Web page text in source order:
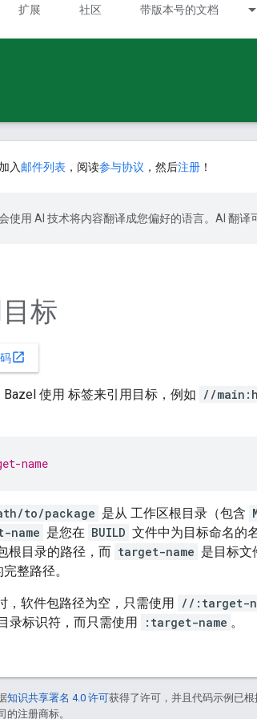
扩展 社区 带版本号的文档
入 邮件列表 ，阅读参与协议 ，然后注册 ！
使用 AI 技术将内容翻译成您偏好的语言。AI 翻译
标
open_in_new
使用 标签来引用目标，例如 //
name
to/package 是从 工作区根目录（包含
name 是您在 BUILD 文件中为目标命名的
根目录的路径，而 target-name 是目标文
整路径。
，软件包路径为空，只需使用 //:target-
录标识符，而只需使用 :target-name 。
知识共享署名 4.0 许可获得了许可，并且代码示例已根
的注册商标。